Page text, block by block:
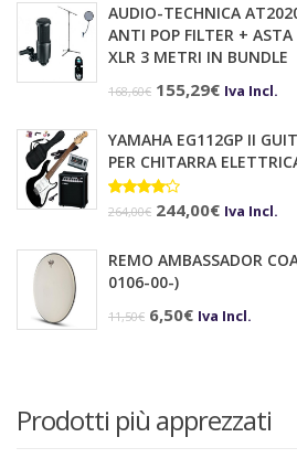
originale
era:
149,00€.
attuale
è:
119,00€.
AUDIO-TECHNICA
ANTI POP FILTER +
XLR 3 METRI IN BUNDLE
168,60€ Il
originale
era:
168,60€.
155,29€Il
attuale
155,29€.
Iva Incl.
YAMAHA EG112GP II
PER CHITARRA
Valutato
4.00
264,00€ Il
originale
244,00€Il
attuale
Iva Incl.
REMO AMBASSADOR
0106-00-)
11,50€ Il
11,50€.
6,50€Il
6,50€.
Iva Incl.
Prodotti più apprezzati